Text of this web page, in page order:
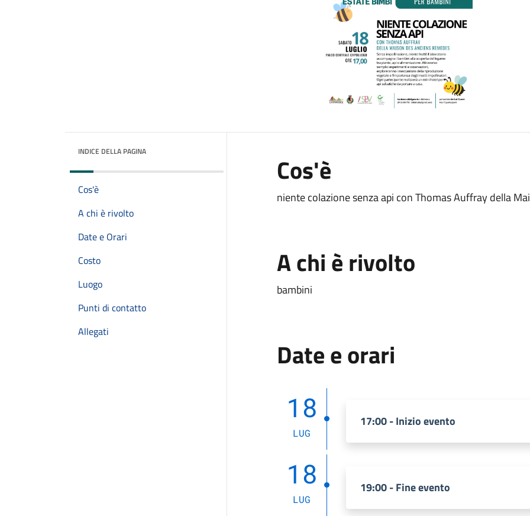
INDICE DELLA PAGINA
Cos'è
A chi è rivolto
Date e Orari
Costo
Luogo
Punti di contatto
Allegati
Cos'è
niente colazione senza api con Thomas Auffray della
A chi è rivolto
bambini
Date e orari
18
LUG
17:00 - Inizio evento
18
LUG
19:00 - Fine evento